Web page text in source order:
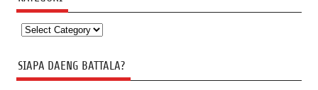
Kategori
SIAPA DAENG BATTALA?